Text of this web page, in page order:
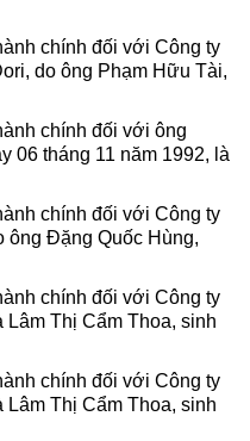
chính đối với Công ty
do ông Phạm Hữu Tài,
chính đối với ông
06 tháng 11 năm 1992, là
chính đối với Công ty
ông Đặng Quốc Hùng,
chính đối với Công ty
Lâm Thị Cẩm Thoa, sinh
chính đối với Công ty
Lâm Thị Cẩm Thoa, sinh